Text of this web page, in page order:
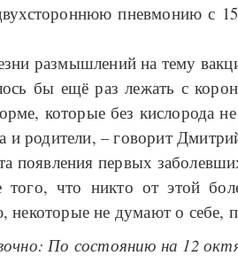
пневмонию с
размышлений на тему
бы ещё раз лежать с
которые без кислорода
и родители, – говорит
появления первых
того, что никто от этой
некоторые не думают о себе,
По состоянию на 12